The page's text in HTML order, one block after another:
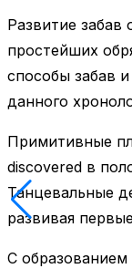
Развитие
простейших
способы забав
данного
Примитивные
discovered в
Танцевальные
развивая
С образованием